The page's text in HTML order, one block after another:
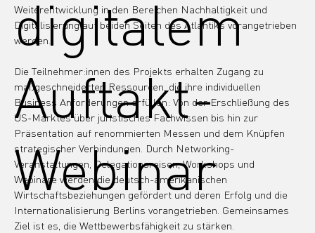
Weiterentwicklung in den Bereichen Nachhaltigkeit und
Digitalisierung auf beiden Seiten des Atlantiks vorangetrieben
werden.
Die Teilnehmer:innen des Projekts erhalten Zugang zu
maßgeschneiderten Ressourcen, die ihre individuellen
Business Anforderungen erfüllen: Von der Erschließung des
US-Marktes über juristisches Fachwissen bis hin zur
Präsentation auf renommierten Messen und dem Knüpfen
strategischer Verbindungen. Durch Networking-
Veranstaltungen, Delegationsreisen, Workshops und
Webinare werden die deutsch-amerikanischen
Wirtschaftsbeziehungen gefördert und deren Erfolg und die
Internationalisierung Berlins vorangetrieben. Gemeinsames
Ziel ist es, die Wettbewerbsfähigkeit zu stärken.
digitalem
Auftakt-
Webinar